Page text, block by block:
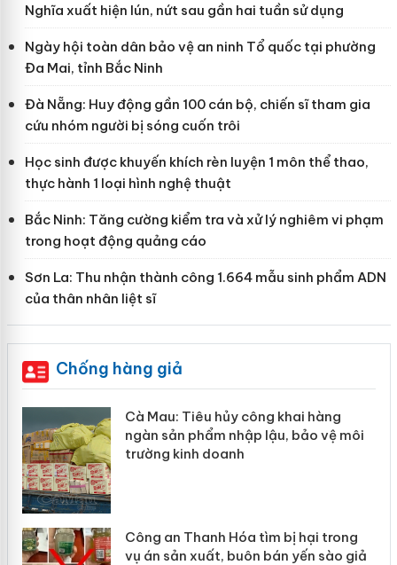
Nghĩa xuất hiện lún, nứt sau gần hai tuần sử dụng
Ngày hội toàn dân bảo vệ an ninh Tổ quốc tại phường
Đa Mai, tỉnh Bắc Ninh
Đà Nẵng: Huy động gần 100 cán bộ, chiến sĩ tham gia
cứu nhóm người bị sóng cuốn trôi
Học sinh được khuyến khích rèn luyện 1 môn thể thao,
thực hành 1 loại hình nghệ thuật
Bắc Ninh: Tăng cường kiểm tra và xử lý nghiêm vi phạm
trong hoạt động quảng cáo
Sơn La: Thu nhận thành công 1.664 mẫu sinh phẩm ADN
của thân nhân liệt sĩ
Chống hàng giả
Cà Mau: Tiêu hủy công khai hàng
ngàn sản phẩm nhập lậu, bảo vệ môi
trường kinh doanh
Công an Thanh Hóa tìm bị hại trong
vụ án sản xuất, buôn bán yến sào giả